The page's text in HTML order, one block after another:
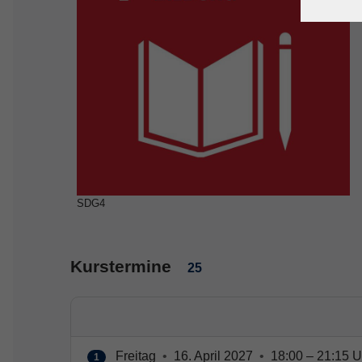
SDG4
Kurstermine 25
1 Freitag • 16. April 2027 • 18:00 – 21:15